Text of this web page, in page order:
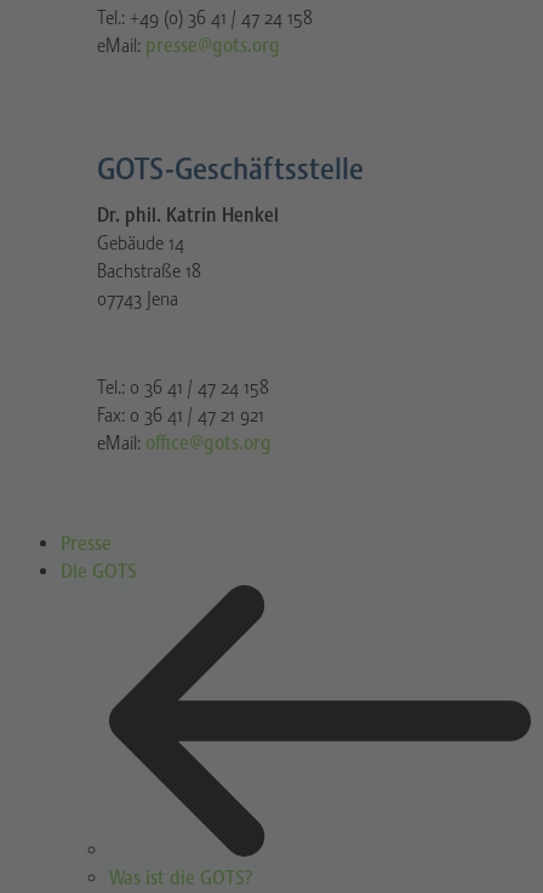
Tel.: +49 (0) 36 41 / 47 24 158
eMail: presse@gots.org
GOTS-Geschäftsstelle
Dr. phil. Katrin Henkel
Gebäude 14
Bachstraße 18
07743 Jena
Tel.: 0 36 41 / 47 24 158
Fax: 0 36 41 / 47 21 921
eMail: office@gots.org
Presse
Die GOTS
Was ist die GOTS?